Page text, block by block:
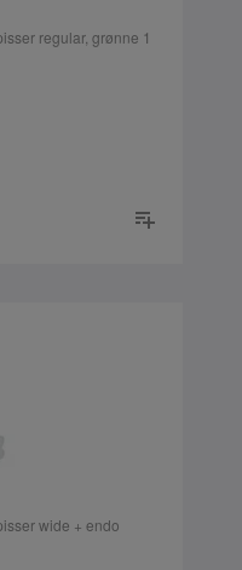
regular, grønne 1
wide + endo